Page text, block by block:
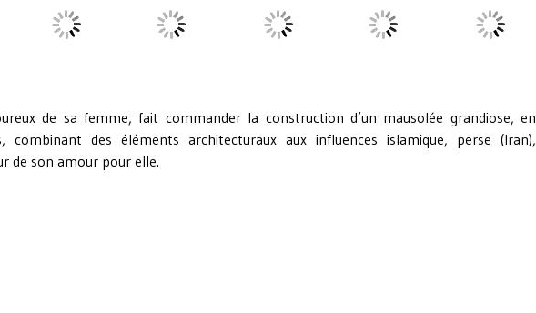
de sa femme, fait commander la construction d’un mausolée grandiose, en
combinant des éléments architecturaux aux influences islamique, perse (Iran),
de son amour pour elle.